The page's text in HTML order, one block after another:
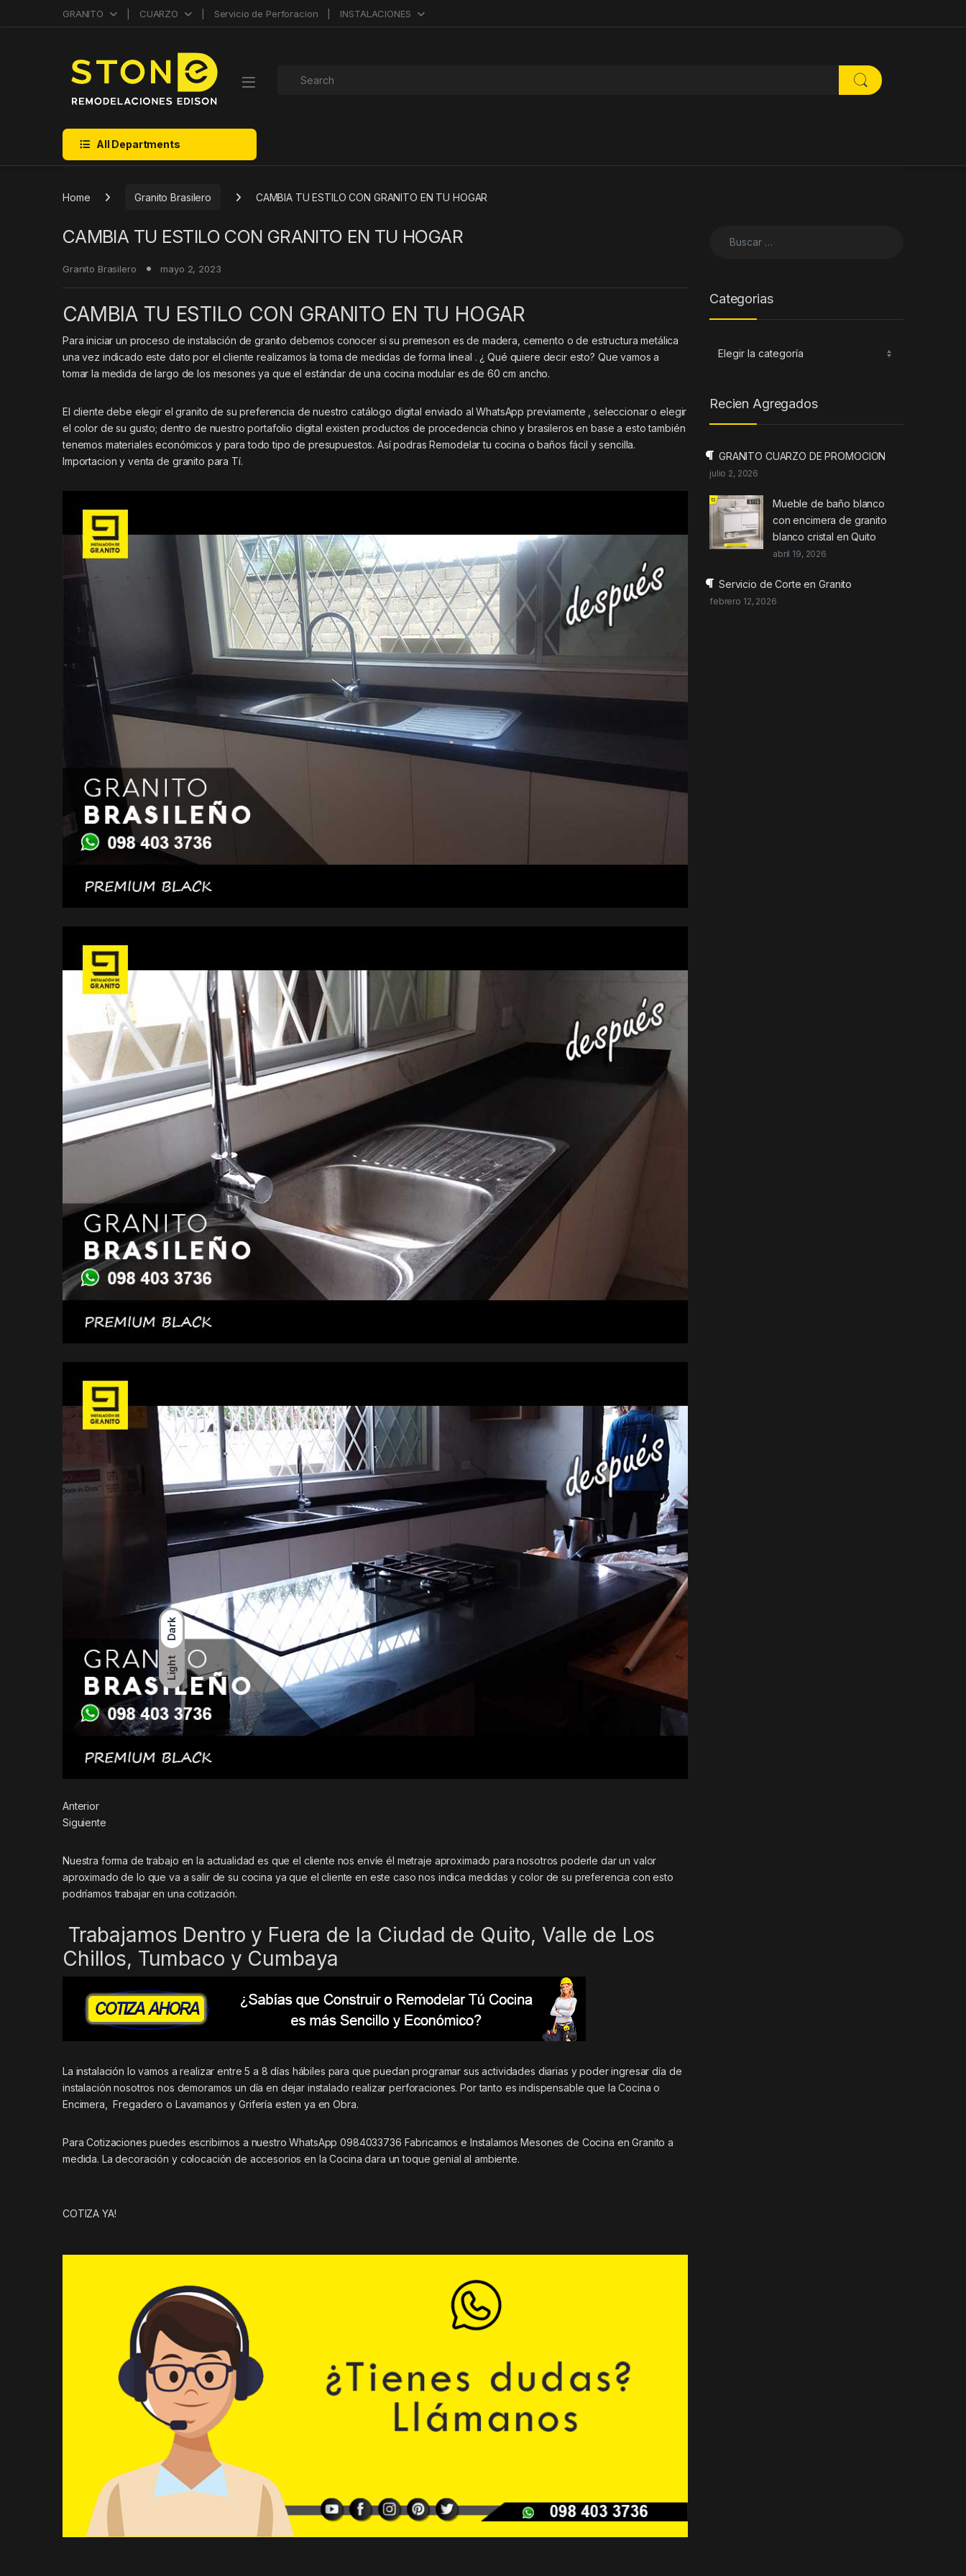
Dark
Light
GRANITO CUARZO Servicio de Perforacion INSTALACIONES
All Departments
Home Granito Brasilero CAMBIA TU ESTILO CON GRANITO EN TU HOGAR
CAMBIA TU ESTILO CON GRANITO EN TU HOGAR
Granito Brasilero mayo 2, 2023
CAMBIA TU ESTILO CON GRANITO EN TU HOGAR
Para iniciar un proceso de instalación de granito debemos conocer si su premeson es de madera, cemento o de estructura metálica
una vez indicado este dato por el cliente realizamos la toma de medidas de forma lineal . ¿ Qué quiere decir esto? Que vamos a
tomar la medida de largo de los mesones ya que el estándar de una cocina modular es de 60 cm ancho.
El cliente debe elegir el granito de su preferencia de nuestro catálogo digital enviado al WhatsApp previamente , seleccionar o elegir
el color de su gusto; dentro de nuestro portafolio digital existen productos de procedencia chino y brasileros en base a esto también
tenemos materiales económicos y para todo tipo de presupuestos. Así podras Remodelar tu cocina o baños fácil y sencilla.
Importacion y venta de granito para Tí.
Anterior
Siguiente
Nuestra forma de trabajo en la actualidad es que el cliente nos envíe él metraje aproximado para nosotros poderle dar un valor
aproximado de lo que va a salir de su cocina ya que el cliente en este caso nos indica medidas y color de su preferencia con esto
podríamos trabajar en una cotización.
Trabajamos Dentro y Fuera de la Ciudad de Quito, Valle de Los
Chillos, Tumbaco y Cumbaya
La instalación lo vamos a realizar entre 5 a 8 días hábiles para que puedan programar sus actividades diarias y poder ingresar día de
instalación nosotros nos demoramos un día en dejar instalado realizar perforaciones. Por tanto es indispensable que la Cocina o
Encimera, Fregadero o Lavamanos y Grifería esten ya en Obra.
Para Cotizaciones puedes escribirnos a nuestro WhatsApp 0984033736 Fabricamos e Instalamos Mesones de Cocina en Granito a
medida. La decoración y colocación de accesorios en la Cocina dara un toque genial al ambiente.
COTIZA YA!
Categorias
Categorias
Recien Agregados
GRANITO CUARZO DE PROMOCION
julio 2, 2026
Mueble de baño blanco
con encimera de granito
blanco cristal en Quito
abril 19, 2026
Servicio de Corte en Granito
febrero 12, 2026